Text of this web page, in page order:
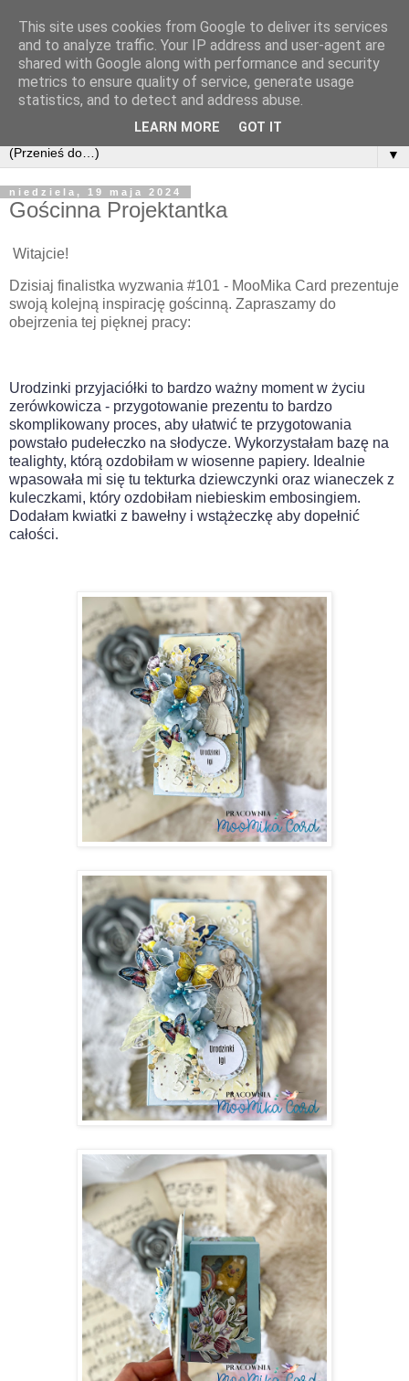
▼
niedziela, 19 maja 2024
Gościnna Projektantka
Witajcie!
Dzisiaj finalistka wyzwania #101 - MooMika Card prezentuje
swoją kolejną inspirację gościnną. Zapraszamy do
obejrzenia tej pięknej pracy:
Urodzinki przyjaciółki to bardzo ważny moment w życiu
zerówkowicza - przygotowanie prezentu to bardzo
skomplikowany proces, aby ułatwić te przygotowania
powstało pudełeczko na słodycze. Wykorzystałam bazę na
tealighty, którą ozdobiłam w wiosenne papiery. Idealnie
wpasowała mi się tu tekturka dziewczynki oraz wianeczek z
kuleczkami, który ozdobiłam niebieskim embosingiem.
Dodałam kwiatki z bawełny i wstążeczkę aby dopełnić
całości.
This site uses cookies from Google to deliver its services
and to analyze traffic. Your IP address and user-agent are
shared with Google along with performance and security
metrics to ensure quality of service, generate usage
statistics, and to detect and address abuse.
LEARN MORE GOT IT